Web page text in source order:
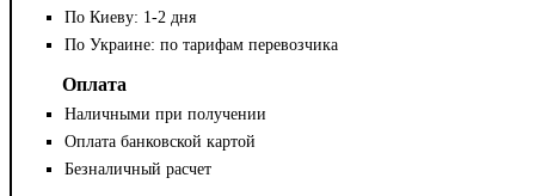
По Киеву: 1-2 дня
По Украине: по тарифам перевозчика
Оплата
Наличными при получении
Оплата банковской картой
Безналичный расчет